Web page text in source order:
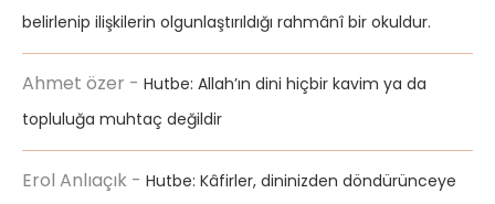
belirlenip ilişkilerin olgunlaştırıldığı rahmânî bir okuldur.
Ahmet özer - Hutbe: Allah’ın dini hiçbir kavim ya da
topluluğa muhtaç değildir
Erol Anlıaçık - Hutbe: Kâfirler, dininizden döndürünceye